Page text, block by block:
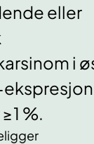
eller
i
%.